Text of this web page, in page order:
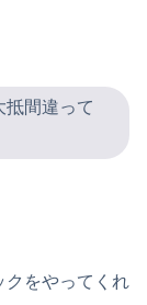
抵間違って
クをやってくれ